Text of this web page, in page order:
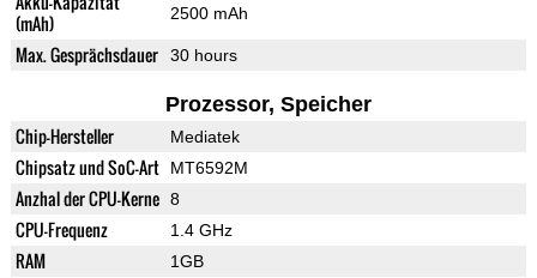
(mAh)
2500 mAh
Max. Gesprächsdauer 30 hours
Prozessor, Speicher
Chip-Hersteller Mediatek
Chipsatz und SoC-Art MT6592M
Anzhal der CPU-Kerne 8
CPU-Frequenz 1.4 GHz
RAM 1GB